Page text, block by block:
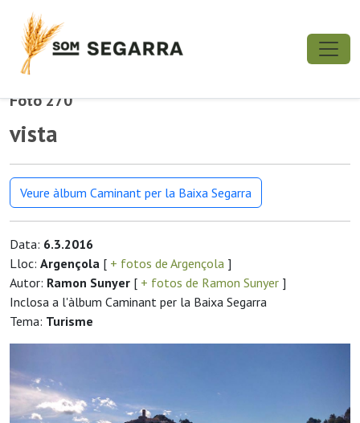
Foto 270
vista
Veure àlbum Caminant per la Baixa Segarra
Data: 6.3.2016
Lloc: Argençola [ + fotos de Argençola ]
Autor: Ramon Sunyer [ + fotos de Ramon Sunyer ]
Inclosa a l'àlbum Caminant per la Baixa Segarra
Tema: Turisme